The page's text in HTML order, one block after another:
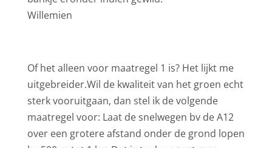
Willemien
Of het alleen voor maatregel 1 is? Het lijkt me
uitgebreider.Wil de kwaliteit van het groen echt
sterk vooruitgaan, dan stel ik de volgende
maatregel voor: Laat de snelwegen bv de A12
over een grotere afstand onder de grond lopen